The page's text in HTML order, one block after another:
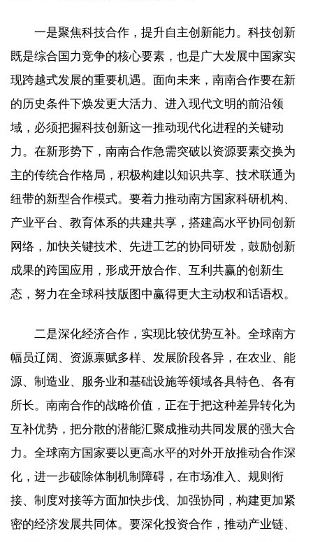
一是聚焦科技合作，提升自主创新能力。科技创新
既是综合国力竞争的核心要素，也是广大发展中国家实
现跨越式发展的重要机遇。面向未来，南南合作要在新
的历史条件下焕发更大活力、进入现代文明的前沿领
域，必须把握科技创新这一推动现代化进程的关键动
力。在新形势下，南南合作急需突破以资源要素交换为
主的传统合作格局，积极构建以知识共享、技术联通为
纽带的新型合作模式。要着力推动南方国家科研机构、
产业平台、教育体系的共建共享，搭建高水平协同创新
网络，加快关键技术、先进工艺的协同研发，鼓励创新
成果的跨国应用，形成开放合作、互利共赢的创新生
态，努力在全球科技版图中赢得更大主动权和话语权。
二是深化经济合作，实现比较优势互补。全球南方
幅员辽阔、资源禀赋多样、发展阶段各异，在农业、能
源、制造业、服务业和基础设施等领域各具特色、各有
所长。南南合作的战略价值，正在于把这种差异转化为
互补优势，把分散的潜能汇聚成推动共同发展的强大合
力。全球南方国家要以更高水平的对外开放推动合作深
化，进一步破除体制机制障碍，在市场准入、规则衔
接、制度对接等方面加快步伐、加强协同，构建更加紧
密的经济发展共同体。要深化投资合作，推动产业链、